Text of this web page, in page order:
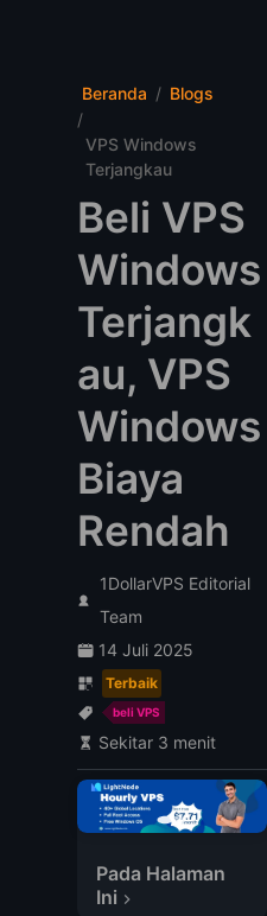
Beranda Blogs
VPS Windows
Terjangkau
Beli VPS
Windows
Terjangk
au, VPS
Windows
Biaya
Rendah
1DollarVPS Editorial
Team
14 Juli 2025
Terbaik
beli VPS
Sekitar 3 menit
Pada Halaman
Ini
VPS Windows Terjangkau Terbaik